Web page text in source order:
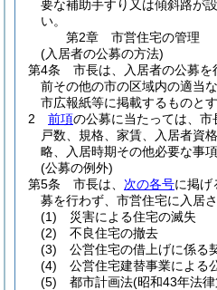
要な補助手すり又は傾斜路が
い。
第2章
市営住宅の管理
(入居者の公募の方法)
第4条
市長は、入居者の公募
前その他の市の区域内の適当
市広報紙等に掲載するものとす
2
前項の公募に当たっては、市
戸数、規格、家賃、入居者資
略、入居時期その他必要な事項
(公募の例外)
第5条
市長は、 次の各号に掲げ
募を行わず、市営住宅に入居
(1)
災害による住宅の滅失
(2)
不良住宅の撤去
(3)
公営住宅の借上げに係る
(4)
公営住宅建替事業による
(5)
都市計画法(昭和43年法